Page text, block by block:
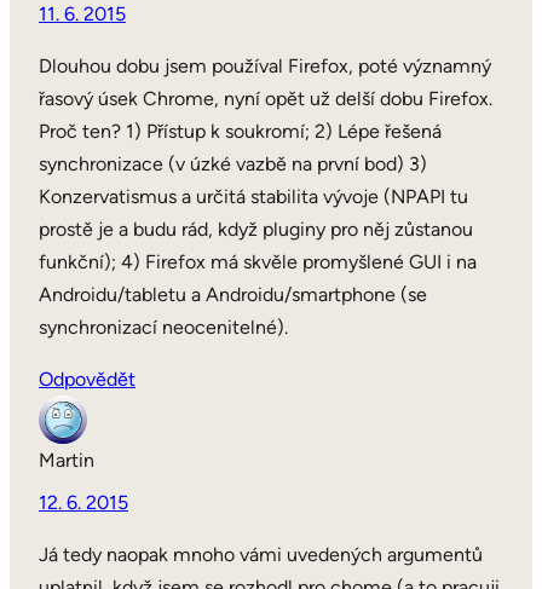
11. 6. 2015
Dlouhou dobu jsem používal Firefox, poté významný
řasový úsek Chrome, nyní opět už delší dobu Firefox.
Proč ten? 1) Přístup k soukromí; 2) Lépe řešená
synchronizace (v úzké vazbě na první bod) 3)
Konzervatismus a určitá stabilita vývoje (NPAPI tu
prostě je a budu rád, když pluginy pro něj zůstanou
funkční); 4) Firefox má skvěle promyšlené GUI i na
Androidu/tabletu a Androidu/smartphone (se
synchronizací neocenitelné).
Odpovědět
Martin
12. 6. 2015
Já tedy naopak mnoho vámi uvedených argumentů